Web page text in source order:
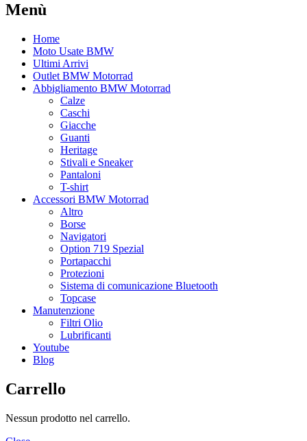
Menù
Home
Moto Usate BMW
Ultimi Arrivi
Outlet BMW Motorrad
Abbigliamento BMW Motorrad
Calze
Caschi
Giacche
Guanti
Heritage
Stivali e Sneaker
Pantaloni
T-shirt
Accessori BMW Motorrad
Altro
Borse
Navigatori
Option 719 Spezial
Portapacchi
Protezioni
Sistema di comunicazione Bluetooth
Topcase
Manutenzione
Filtri Olio
Lubrificanti
Youtube
Blog
Carrello
Nessun prodotto nel carrello.